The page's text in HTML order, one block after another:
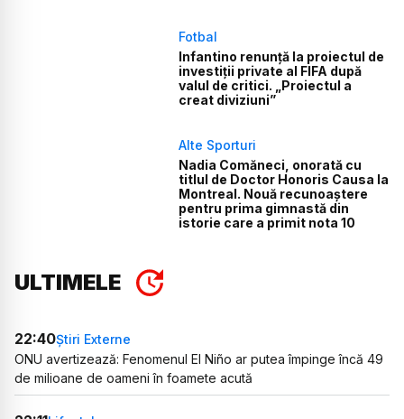
Fotbal
Infantino renunță la proiectul de
investiții private al FIFA după
valul de critici. „Proiectul a
creat diviziuni”
Alte Sporturi
Nadia Comăneci, onorată cu
titlul de Doctor Honoris Causa la
Montreal. Nouă recunoaștere
pentru prima gimnastă din
istorie care a primit nota 10
ULTIMELE
22:40Știri Externe
ONU avertizează: Fenomenul El Niño ar putea împinge încă 49
de milioane de oameni în foamete acută